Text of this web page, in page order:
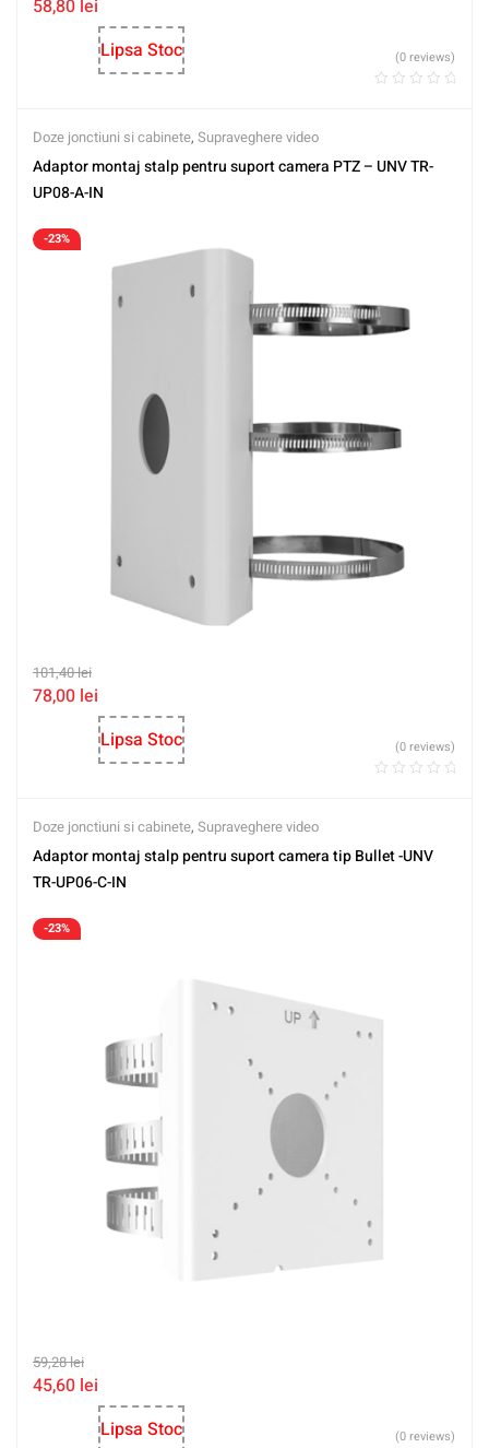
58,80 lei
Lipsa Stoc
(0 reviews)
Doze jonctiuni si cabinete, Supraveghere video
Adaptor montaj stalp pentru suport camera PTZ – UNV TR-
UP08-A-IN
-23%
101,40lei
78,00 lei
Lipsa Stoc
(0 reviews)
Doze jonctiuni si cabinete, Supraveghere video
Adaptor montaj stalp pentru suport camera tip Bullet -UNV
TR-UP06-C-IN
-23%
59,28lei
45,60 lei
Lipsa Stoc
(0 reviews)